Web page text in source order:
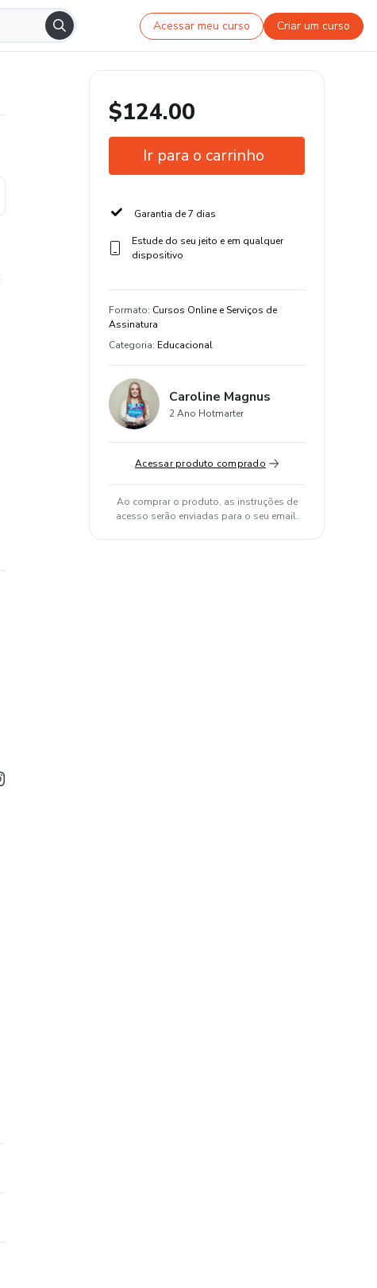
Acessar meu curso Criar um curso
$124.00
Ir para o carrinho
Garantia de 7 dias
Estude do seu jeito e em qualquer
dispositivo
Formato: Cursos Online e Serviços de
Assinatura
Categoria: Educacional
Caroline Magnus
2 Ano Hotmarter
Acessar produto comprado
Ao comprar o produto, as instruções de
acesso serão enviadas para o seu email.